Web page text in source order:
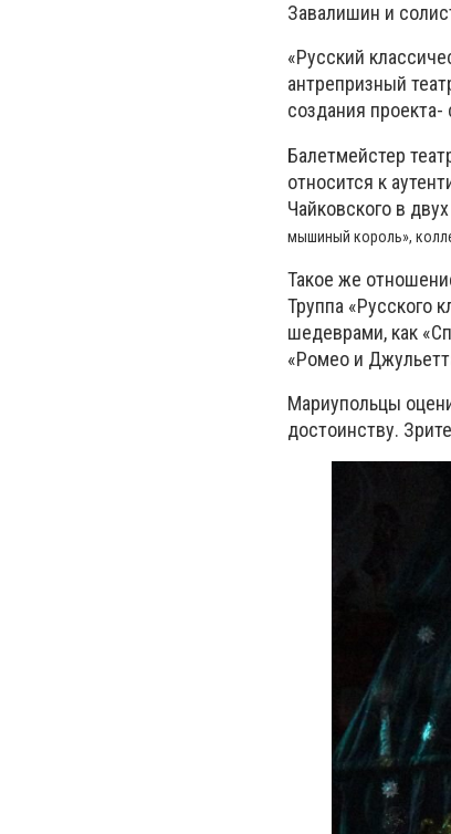
Завалишин и
«Русский
антрепризный
создания
Балетмейстер
относится к
Чайковского в
мышиный король»,
Такое же
Труппа «Русского
шедеврами, как
«Ромео и
Мариупольцы
достоинству.